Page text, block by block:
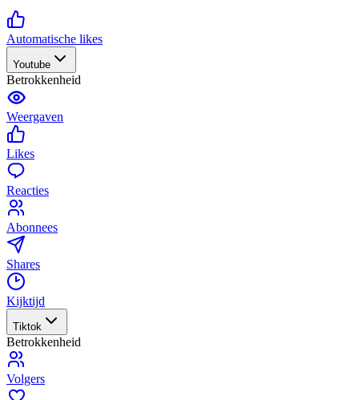
Automatische likes
Youtube
Betrokkenheid
Weergaven
Likes
Reacties
Abonnees
Shares
Kijktijd
Tiktok
Betrokkenheid
Volgers